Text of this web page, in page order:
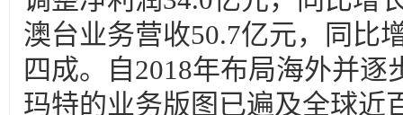
澳台业务营收50.7亿元，同比
四成。自2018年布局海外并
玛特的业务版图已遍及全球近